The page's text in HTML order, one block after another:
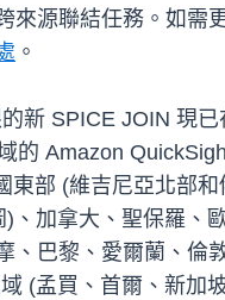
來源聯結任務。如需
。
新 SPICE JOIN 現已
的 Amazon
東部 (維吉尼亞北部和
)、加拿大、聖保羅、
、巴黎、愛爾蘭、倫
(孟買、首爾、新加